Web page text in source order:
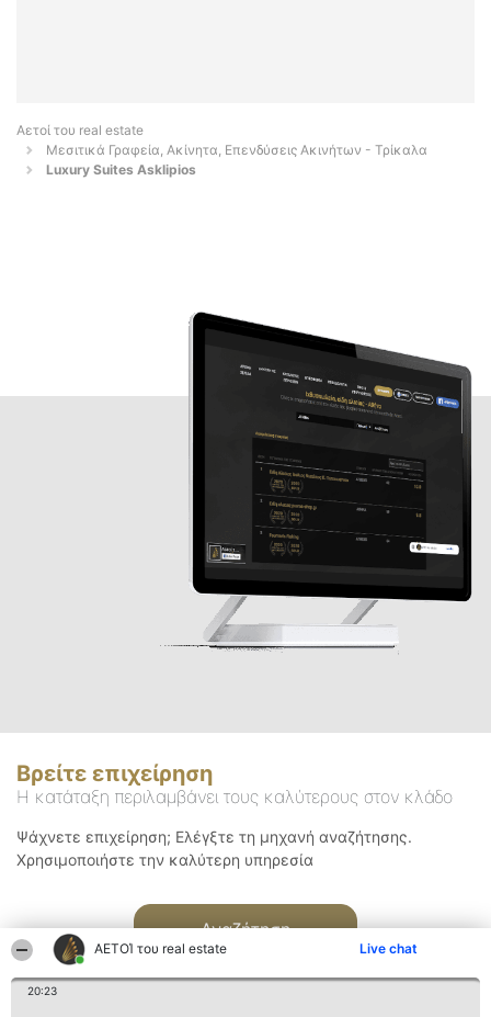
ΑΕΤΟΊ του real estate Live chat
20:23
Αετοί του real estate
Μεσιτικά Γραφεία, Ακίνητα, Επενδύσεις Ακινήτων - Τρίκαλα
Luxury Suites Asklipios
Βρείτε επιχείρηση
Η κατάταξη περιλαμβάνει τους καλύτερους στον κλάδο
Ψάχνετε επιχείρηση; Ελέγξτε τη μηχανή αναζήτησης.
Χρησιμοποιήστε την καλύτερη υπηρεσία
Αναζήτηση